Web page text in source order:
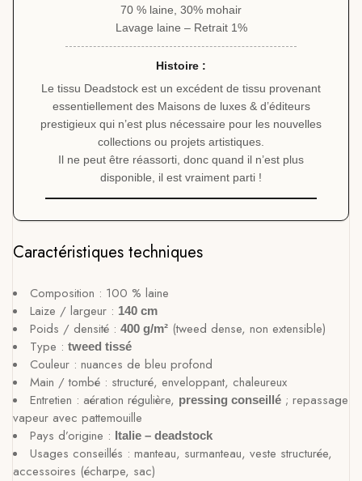
70 % laine, 30% mohair
Lavage laine – Retrait 1%
Histoire :
Le tissu Deadstock est un excédent de tissu provenant
essentiellement des Maisons de luxes & d’éditeurs
prestigieux qui n’est plus nécessaire pour les nouvelles
collections ou projets artistiques.
Il ne peut être réassorti, donc quand il n’est plus
disponible, il est vraiment parti !
Caractéristiques techniques
Composition : 100 % laine
Laize / largeur : 140 cm
Poids / densité : 400 g/m² (tweed dense, non extensible)
Type : tweed tissé
Couleur : nuances de bleu profond
Main / tombé : structuré, enveloppant, chaleureux
Entretien : aération régulière, pressing conseillé ; repassage
vapeur avec pattemouille
Pays d’origine : Italie – deadstock
Usages conseillés : manteau, surmanteau, veste structurée,
accessoires (écharpe, sac)